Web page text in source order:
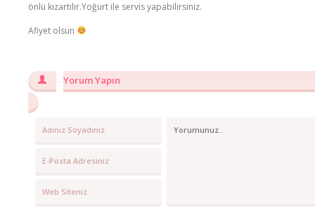
önlü kızartılır.Yoğurt ile servis yapabilirsiniz.
Afiyet olsun
Yorum Yapın